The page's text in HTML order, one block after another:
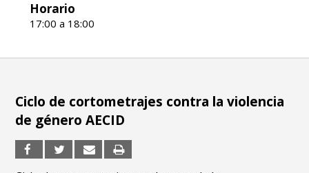
Horario
17:00 a 18:00
Ciclo de cortometrajes contra la violencia
de género AECID